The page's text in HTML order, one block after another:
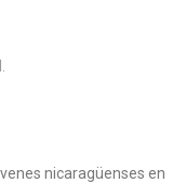
nicaragüenses en